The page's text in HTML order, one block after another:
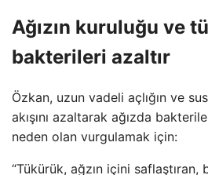
Ağızın kuruluğu ve
bakterileri azaltır
Özkan, uzun vadeli açlığın ve
akışını azaltarak ağızda
neden olan vurgulamak için:
“Tükürük, ağzın içini